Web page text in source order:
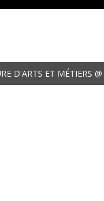
D'ARTS ET MÉTIERS